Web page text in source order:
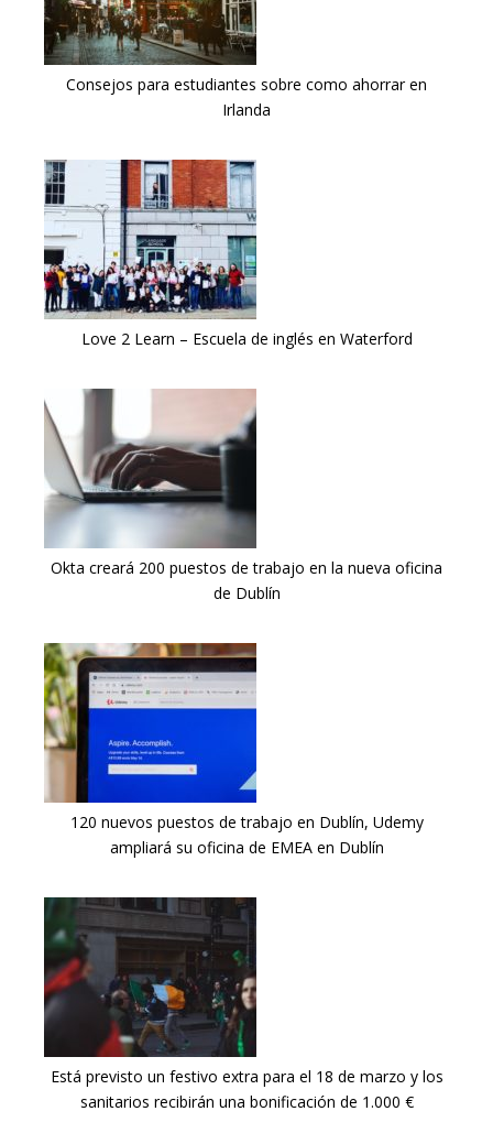
Consejos para estudiantes sobre como ahorrar en
Irlanda
Love 2 Learn – Escuela de inglés en Waterford
Okta creará 200 puestos de trabajo en la nueva oficina
de Dublín
120 nuevos puestos de trabajo en Dublín, Udemy
ampliará su oficina de EMEA en Dublín
Está previsto un festivo extra para el 18 de marzo y los
sanitarios recibirán una bonificación de 1.000 €